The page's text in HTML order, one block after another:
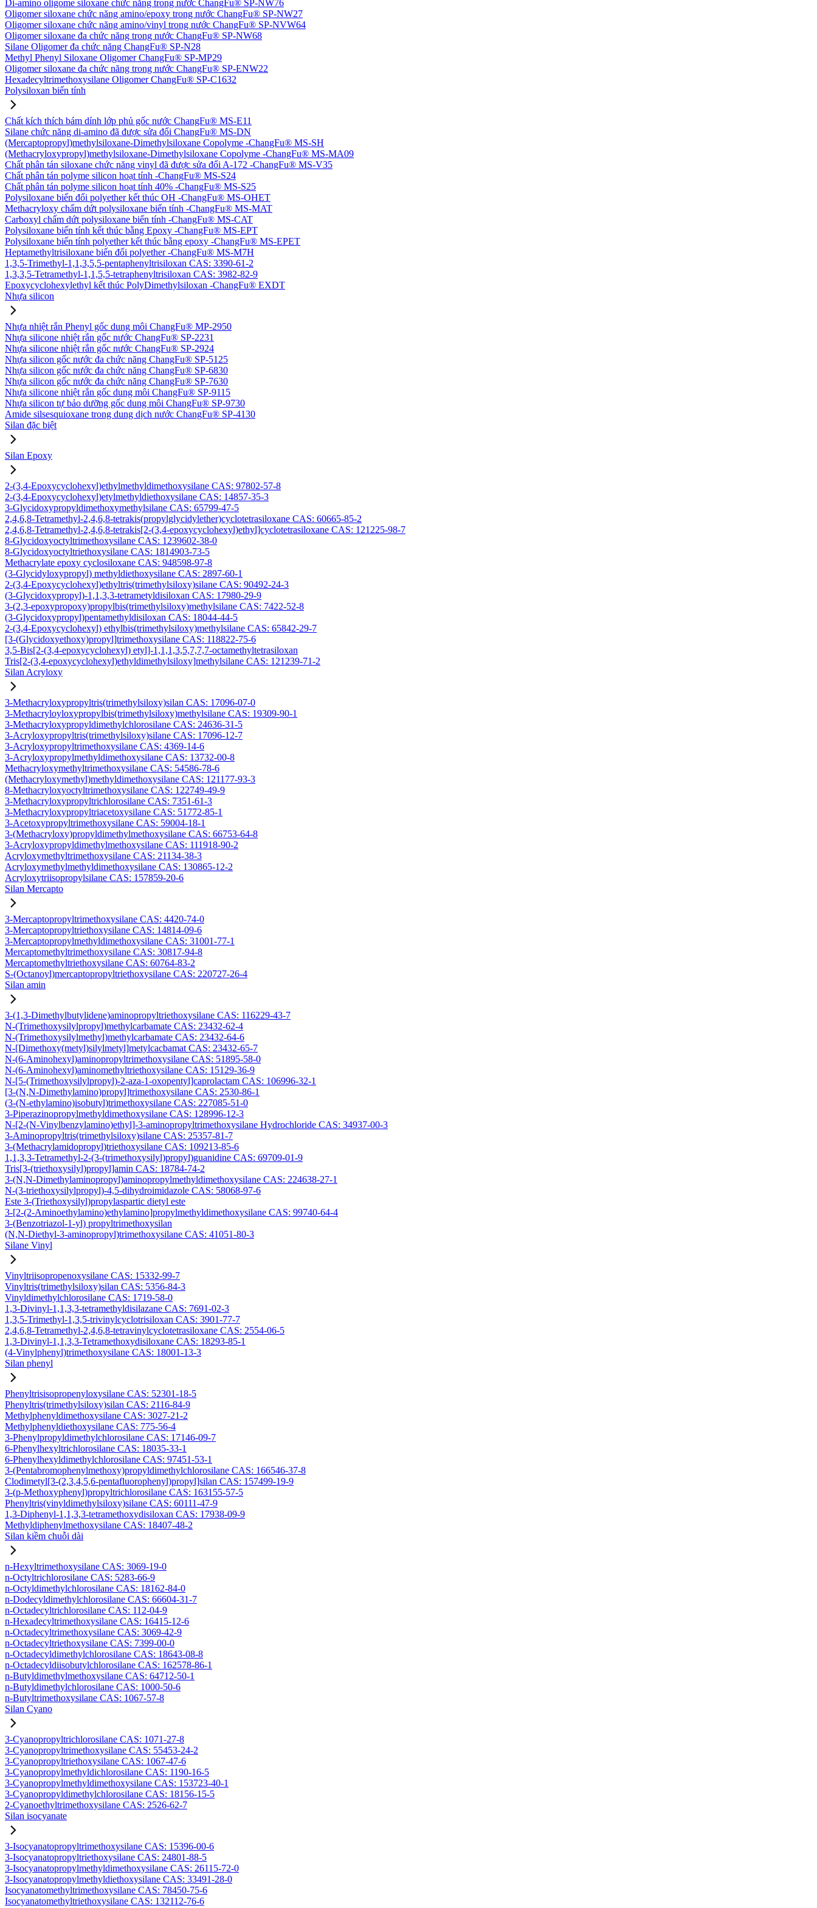
Di-amino oligome siloxane chức năng trong nước ChangFu® SP-NW76
Oligomer siloxane chức năng amino/epoxy trong nước ChangFu® SP-NW27
Oligomer siloxane chức năng amino/vinyl trong nước ChangFu® SP-NVW64
Oligomer siloxane đa chức năng trong nước ChangFu® SP-NW68
Silane Oligomer đa chức năng ChangFu® SP-N28
Methyl Phenyl Siloxane Oligomer ChangFu® SP-MP29
Oligomer siloxane đa chức năng trong nước ChangFu® SP-ENW22
Hexadecyltrimethoxysilane Oligomer ChangFu® SP-C1632
Polysiloxan biến tính
Chất kích thích bám dính lớp phủ gốc nước ChangFu® MS-E11
Silane chức năng di-amino đã được sửa đổi ChangFu® MS-DN
(Mercaptopropyl)methylsiloxane-Dimethylsiloxane Copolyme -ChangFu® MS-SH
(Methacryloxypropyl)methylsiloxane-Dimethylsiloxane Copolyme -ChangFu® MS-MA09
Chất phân tán siloxane chức năng vinyl đã được sửa đổi A-172 -ChangFu® MS-V35
Chất phân tán polyme silicon hoạt tính -ChangFu® MS-S24
Chất phân tán polyme silicon hoạt tính 40% -ChangFu® MS-S25
Polysiloxane biến đổi polyether kết thúc OH -ChangFu® MS-OHET
Methacryloxy chấm dứt polysiloxane biến tính -ChangFu® MS-MAT
Carboxyl chấm dứt polysiloxane biến tính -ChangFu® MS-CAT
Polysiloxane biến tính kết thúc bằng Epoxy -ChangFu® MS-EPT
Polysiloxane biến tính polyether kết thúc bằng epoxy -ChangFu® MS-EPET
Heptamethyltrisiloxane biến đổi polyether -ChangFu® MS-M7H
1,3,5-Trimethyl-1,1,3,5,5-pentaphenyltrisiloxan CAS: 3390-61-2
1,3,3,5-Tetramethyl-1,1,5,5-tetraphenyltrisiloxan CAS: 3982-82-9
Epoxycyclohexylethyl kết thúc PolyDimethylsiloxan -ChangFu® EXDT
Nhựa silicon
Nhựa nhiệt rắn Phenyl gốc dung môi ChangFu® MP-2950
Nhựa silicone nhiệt rắn gốc nước ChangFu® SP-2231
Nhựa silicone nhiệt rắn gốc nước ChangFu® SP-2924
Nhựa silicon gốc nước đa chức năng ChangFu® SP-5125
Nhựa silicon gốc nước đa chức năng ChangFu® SP-6830
Nhựa silicon gốc nước đa chức năng ChangFu® SP-7630
Nhựa silicone nhiệt rắn gốc dung môi ChangFu® SP-9115
Nhựa silicon tự bảo dưỡng gốc dung môi ChangFu® SP-9730
Amide silsesquioxane trong dung dịch nước ChangFu® SP-4130
Silan đặc biệt
Silan Epoxy
2-(3,4-Epoxycyclohexyl)ethylmethyldimethoxysilane CAS: 97802-57-8
2-(3,4-Epoxycyclohexyl)etylmethyldiethoxysilane CAS: 14857-35-3
3-Glycidoxypropyldimethoxymethylsilane CAS: 65799-47-5
2,4,6,8-Tetramethyl-2,4,6,8-tetrakis(propylglycidylether)cyclotetrasiloxane CAS: 60665-85-2
2,4,6,8-Tetramethyl-2,4,6,8-tetrakis[2-(3,4-epoxycyclohexyl)ethyl]cyclotetrasiloxane CAS: 121225-98-7
8-Glycidoxyoctyltrimethoxysilane CAS: 1239602-38-0
8-Glycidoxyoctyltriethoxysilane CAS: 1814903-73-5
Methacrylate epoxy cyclosiloxane CAS: 948598-97-8
(3-Glycidyloxypropyl) methyldiethoxysilane CAS: 2897-60-1
2-(3,4-Epoxycyclohexyl)ethyltris(trimethylsiloxy)silane CAS: 90492-24-3
(3-Glycidoxypropyl)-1,1,3,3-tetrametyldisiloxan CAS: 17980-29-9
3-(2,3-epoxypropoxy)propylbis(trimethylsiloxy)methylsilane CAS: 7422-52-8
(3-Glycidoxypropyl)pentamethyldisiloxan CAS: 18044-44-5
2-(3,4-Epoxycyclohexyl) ethylbis(trimethylsiloxy)methylsilane CAS: 65842-29-7
[3-(Glycidoxyethoxy)propyl]trimethoxysilane CAS: 118822-75-6
3,5-Bis[2-(3,4-epoxycyclohexyl) etyl]-1,1,1,3,5,7,7,7-octamethyltetrasiloxan
Tris[2-(3,4-epoxycyclohexyl)ethyldimethylsiloxy]methylsilane CAS: 121239-71-2
Silan Acryloxy
3-Methacryloxypropyltris(trimethylsiloxy)silan CAS: 17096-07-0
3-Methacryloyloxypropylbis(trimethylsiloxy)methylsilane CAS: 19309-90-1
3-Methacryloxypropyldimethylchlorosilane CAS: 24636-31-5
3-Acryloxypropyltris(trimethylsiloxy)silane CAS: 17096-12-7
3-Acryloxypropyltrimethoxysilane CAS: 4369-14-6
3-Acryloxypropylmethyldimethoxysilane CAS: 13732-00-8
Methacryloxymethyltrimethoxysilane CAS: 54586-78-6
(Methacryloxymethyl)methyldimethoxysilane CAS: 121177-93-3
8-Methacryloxyoctyltrimethoxysilane CAS: 122749-49-9
3-Methacryloxypropyltrichlorosilane CAS: 7351-61-3
3-Methacryloxypropyltriacetoxysilane CAS: 51772-85-1
3-Acetoxypropyltrimethoxysilane CAS: 59004-18-1
3-(Methacryloxy)propyldimethylmethoxysilane CAS: 66753-64-8
3-Acryloxypropyldimethylmethoxysilane CAS: 111918-90-2
Acryloxymethyltrimethoxysilane CAS: 21134-38-3
Acryloxymethylmethyldimethoxysilane CAS: 130865-12-2
Acryloxytriisopropylsilane CAS: 157859-20-6
Silan Mercapto
3-Mercaptopropyltrimethoxysilane CAS: 4420-74-0
3-Mercaptopropyltriethoxysilane CAS: 14814-09-6
3-Mercaptopropylmethyldimethoxysilane CAS: 31001-77-1
Mercaptomethyltrimethoxysilane CAS: 30817-94-8
Mercaptomethyltriethoxysilane CAS: 60764-83-2
S-(Octanoyl)mercaptopropyltriethoxysilane CAS: 220727-26-4
Silan amin
3-(1,3-Dimethylbutylidene)aminopropyltriethoxysilane CAS: 116229-43-7
N-(Trimethoxysilylpropyl)methylcarbamate CAS: 23432-62-4
N-(Trimethoxysilylmethyl)methylcarbamate CAS: 23432-64-6
N-[Dimethoxy(metyl)silylmetyl]metylcacbamat CAS: 23432-65-7
N-(6-Aminohexyl)aminopropyltrimethoxysilane CAS: 51895-58-0
N-(6-Aminohexyl)aminomethyltriethoxysilane CAS: 15129-36-9
N-[5-(Trimethoxysilylpropyl)-2-aza-1-oxopentyl]caprolactam CAS: 106996-32-1
[3-(N,N-Dimethylamino)propyl]trimethoxysilane CAS: 2530-86-1
(3-(N-ethylamino)isobutyl)trimethoxysilane CAS: 227085-51-0
3-Piperazinopropylmethyldimethoxysilane CAS: 128996-12-3
N-[2-(N-Vinylbenzylamino)ethyl]-3-aminopropyltrimethoxysilane Hydrochloride CAS: 34937-00-3
3-Aminopropyltris(trimethylsiloxy)silane CAS: 25357-81-7
3-(Methacrylamidopropyl)triethoxysilane CAS: 109213-85-6
1,1,3,3-Tetramethyl-2-(3-(trimethoxysilyl)propyl)guanidine CAS: 69709-01-9
Tris[3-(triethoxysilyl)propyl]amin CAS: 18784-74-2
3-(N,N-Dimethylaminopropyl)aminopropylmethyldimethoxysilane CAS: 224638-27-1
N-(3-triethoxysilylpropyl)-4,5-dihydroimidazole CAS: 58068-97-6
Este 3-(Triethoxysilyl)propylaspartic dietyl este
3-[2-(2-Aminoethylamino)ethylamino]propylmethyldimethoxysilane CAS: 99740-64-4
3-(Benzotriazol-1-yl) propyltrimethoxysilan
(N,N-Diethyl-3-aminopropyl)trimethoxysilane CAS: 41051-80-3
Silane Vinyl
Vinyltriisopropenoxysilane CAS: 15332-99-7
Vinyltris(trimethylsiloxy)silan CAS: 5356-84-3
Vinyldimethylchlorosilane CAS: 1719-58-0
1,3-Divinyl-1,1,3,3-tetramethyldisilazane CAS: 7691-02-3
1,3,5-Trimethyl-1,3,5-trivinylcyclotrisiloxan CAS: 3901-77-7
2,4,6,8-Tetramethyl-2,4,6,8-tetravinylcyclotetrasiloxane CAS: 2554-06-5
1,3-Divinyl-1,1,3,3-Tetramethoxydisiloxane CAS: 18293-85-1
(4-Vinylphenyl)trimethoxysilane CAS: 18001-13-3
Silan phenyl
Phenyltrisisopropenyloxysilane CAS: 52301-18-5
Phenyltris(trimethylsiloxy)silan CAS: 2116-84-9
Methylphenyldimethoxysilane CAS: 3027-21-2
Methylphenyldiethoxysilane CAS: 775-56-4
3-Phenylpropyldimethylchlorosilane CAS: 17146-09-7
6-Phenylhexyltrichlorosilane CAS: 18035-33-1
6-Phenylhexyldimethylchlorosilane CAS: 97451-53-1
3-(Pentabromophenylmethoxy)propyldimethylchlorosilane CAS: 166546-37-8
Clodimetyl[3-(2,3,4,5,6-pentafluorophenyl)propyl]silan CAS: 157499-19-9
3-(p-Methoxyphenyl)propyltrichlorosilane CAS: 163155-57-5
Phenyltris(vinyldimethylsiloxy)silane CAS: 60111-47-9
1,3-Diphenyl-1,1,3,3-tetramethoxydisiloxan CAS: 17938-09-9
Methyldiphenylmethoxysilane CAS: 18407-48-2
Silan kiềm chuỗi dài
n-Hexyltrimethoxysilane CAS: 3069-19-0
n-Octyltrichlorosilane CAS: 5283-66-9
n-Octyldimethylchlorosilane CAS: 18162-84-0
n-Dodecyldimethylchlorosilane CAS: 66604-31-7
n-Octadecyltrichlorosilane CAS: 112-04-9
n-Hexadecyltrimethoxysilane CAS: 16415-12-6
n-Octadecyltrimethoxysilane CAS: 3069-42-9
n-Octadecyltriethoxysilane CAS: 7399-00-0
n-Octadecyldimethylchlorosilane CAS: 18643-08-8
n-Octadecyldiisobutylchlorosilane CAS: 162578-86-1
n-Butyldimethylmethoxysilane CAS: 64712-50-1
n-Butyldimethylchlorosilane CAS: 1000-50-6
n-Butyltrimethoxysilane CAS: 1067-57-8
Silan Cyano
3-Cyanopropyltrichlorosilane CAS: 1071-27-8
3-Cyanopropyltrimethoxysilane CAS: 55453-24-2
3-Cyanopropyltriethoxysilane CAS: 1067-47-6
3-Cyanopropylmethyldichlorosilane CAS: 1190-16-5
3-Cyanopropylmethyldimethoxysilane CAS: 153723-40-1
3-Cyanopropyldimethylchlorosilane CAS: 18156-15-5
2-Cyanoethyltrimethoxysilane CAS: 2526-62-7
Silan isocyanate
3-Isocyanatopropyltrimethoxysilane CAS: 15396-00-6
3-Isocyanatopropyltriethoxysilane CAS: 24801-88-5
3-Isocyanatopropylmethyldimethoxysilane CAS: 26115-72-0
3-Isocyanatopropylmethyldiethoxysilane CAS: 33491-28-0
Isocyanatomethyltrimethoxysilane CAS: 78450-75-6
Isocyanatomethyltriethoxysilane CAS: 132112-76-6